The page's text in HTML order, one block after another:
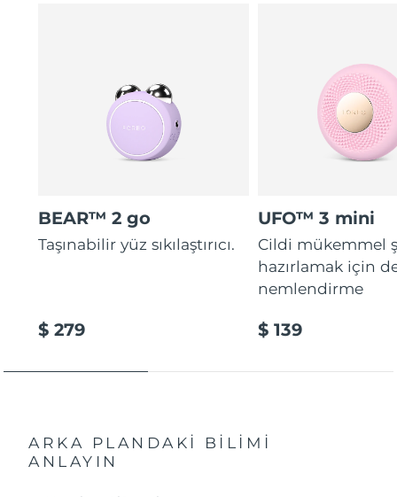
BEAR™ 2 go
Taşınabilir yüz sıkılaştırıcı.
$ 279
UFO™ 3 mini
Cildi mükemmel
hazırlamak için
nemlendirme
$ 139
ARKA PLANDAKİ BİLİMİ
ANLAYIN